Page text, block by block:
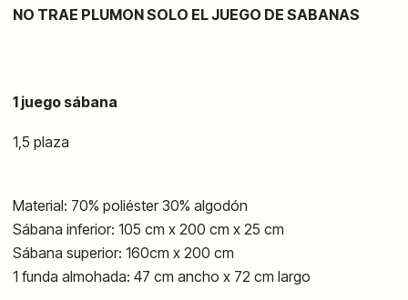
NO TRAE PLUMON SOLO EL JUEGO DE SABANAS
1 juego sábana
1,5 plaza
Material: 70% poliéster30% algodón
Sábana inferior: 105 cm x 200 cm x 25 cm
Sábana superior: 160cm x 200 cm
1 funda almohada: 47 cm ancho x 72 cm largo